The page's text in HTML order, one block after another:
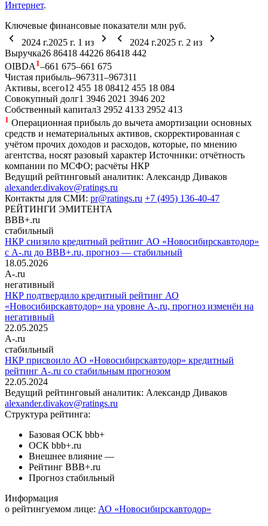
Интернет.
Ключевые финансовые показатели млн руб.
2024 г.2025 г. 1 из 2024 г.2025 г. 2 из
Выручка26 86418 44226 86418 442
OIBDA 1–661 675–661 675
Чистая прибыль–967311–967311
Активы, всего12 455 18 08412 455 18 084
Совокупный долг1 3946 2021 3946 202
Собственный капитал3 2952 4133 2952 413
1 Операционная прибыль до вычета амортизации основных
средств и нематериальных активов, скорректированная с
учётом прочих доходов и расходов, которые, по мнению
агентства, носят разовый характер Источники: отчётность
компании по МСФО; расчёты НКР
Ведущий рейтинговый аналитик: Александр Диваков
alexander.divakov@ratings.ru
Контакты для СМИ: pr@ratings.ru +7 (495) 136-40-47
РЕЙТИНГИ ЭМИТЕНТА
BBB+.ru
стабильный
НКР снизило кредитный рейтинг АО «Новосибирскавтодор»
с A-.ru до BBB+.ru, прогноз — стабильный
18.05.2026
A-.ru
негативный
НКР подтвердило кредитный рейтинг АО
«Новосибирскавтодор» на уровне A-.ru, прогноз изменён на
негативный
22.05.2025
A-.ru
стабильный
НКР присвоило АО «Новосибирскавтодор» кредитный
рейтинг A-.ru со стабильным прогнозом
22.05.2024
Ведущий рейтинговый аналитик: Александр Диваков
alexander.divakov@ratings.ru
Структура рейтинга:
Базовая ОСК bbb+
ОСК bbb+.ru
Внешнее влияние —
Рейтинг BBB+.ru
Прогноз стабильный
Информация
о рейтингуемом лице: АО «Новосибирскавтодор»